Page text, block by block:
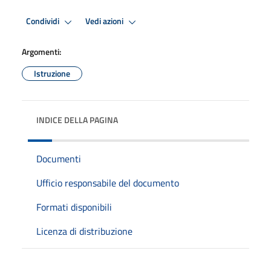
Condividi Vedi azioni
Argomenti:
Istruzione
INDICE DELLA PAGINA
Documenti
Ufficio responsabile del documento
Formati disponibili
Licenza di distribuzione